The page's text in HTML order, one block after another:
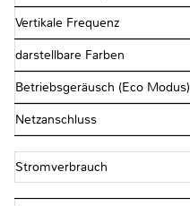
Vertikale Frequenz
darstellbare Farben
Betriebsgeräusch (Eco Modus)
Netzanschluss
Stromverbrauch